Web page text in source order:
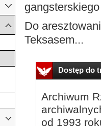
Do
Teksasem...
Dostęp do
Archiwum
od 1993